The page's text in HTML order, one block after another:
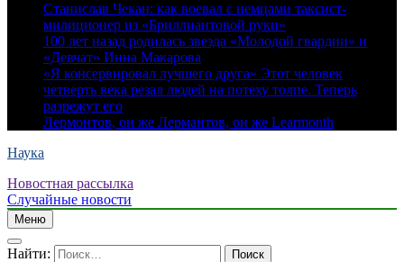
Станислав Чекан: как воевал с немцами таксист-
милиционер из «Бриллиантовой руки»
100 лет назад родилась звезда «Молодой гвардии» и
«Девчат» Инна Макарова
«Я консервировал лучшего друга» Этот человек
четверть века резал людей на потеху толпе. Теперь
разрежут его
Лермонтов, он же Лермантов, он же Learmonth
Наука
Новостная рассылка
Случайные новости
Меню
Найти: